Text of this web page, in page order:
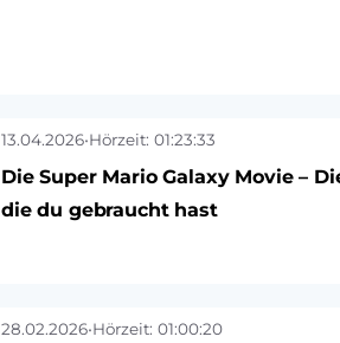
13.04.2026•Hörzeit: 01:23:33
Die Super Mario Galaxy Movie –
die du gebraucht hast
28.02.2026•Hörzeit: 01:00:20